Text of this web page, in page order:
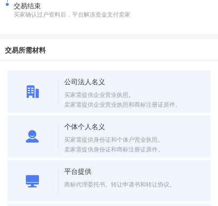
交易结束
买家确认过户资料后，平台解冻资金支付卖家
交易所需材料
公司法人名义
买家需提供企业营业执照。
卖家需提供企业营业执照和商标注册证原件。
个体个人名义
买家需提供身份证和个体户营业执照。
卖家需提供身份证和商标注册证原件。
平台提供
商标代理委托书、转让申请书和转让协议。